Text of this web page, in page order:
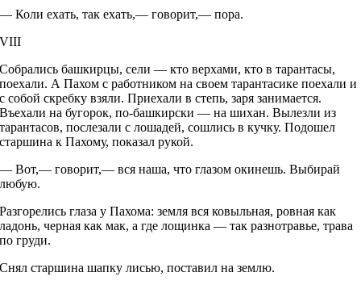
— Коли ехать, так ехать,— говорит,— пора.
VIII
Собрались башкирцы, сели — кто верхами, кто в тарантасы,
поехали. А Пахом с работником на своем тарантасике поехали и
с собой скребку взяли. Приехали в степь, заря занимается.
Въехали на бугорок, по-башкирски — на шихан. Вылезли из
тарантасов, послезали с лошадей, сошлись в кучку. Подошел
старшина к Пахому, показал рукой.
— Вот,— говорит,— вся наша, что глазом окинешь. Выбирай
любую.
Разгорелись глаза у Пахома: земля вся ковыльная, ровная как
ладонь, черная как мак, а где лощинка — так разнотравье, трава
по груди.
Снял старшина шапку лисью, поставил на землю.